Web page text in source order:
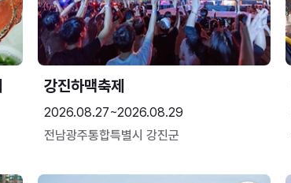
강진하맥축제
2026.08.27~2026.08.29
전남광주통합특별시 강진군